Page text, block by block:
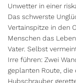
Unwetter in einer
Das schwerste
Vertainspitze in den
Menschen das
Vater. Selbst
Irre führen: Zwei
geplanten Route,
Hubschrauber